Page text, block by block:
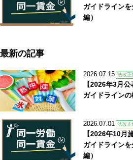
ガイドライン
編）
最新の記事
2026.07.15 法改正
【2026年3月
ガイドライン
2026.07.01 法改正
【2026年10月
ガイドライン
編）